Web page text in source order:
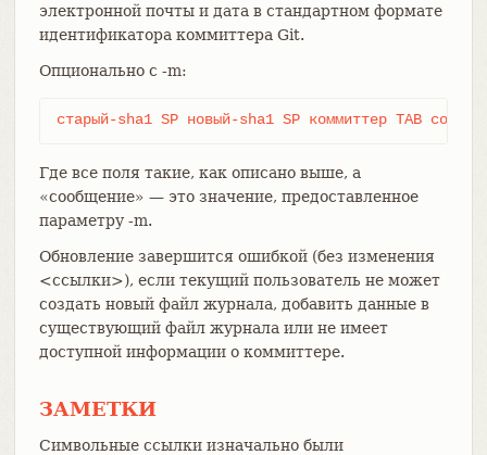
электронной почты и дата в стандартном формате
идентификатора коммиттера Git.
Опционально с -m:
старый-sha1 SP новый-sha1 SP коммиттер TAB
Где все поля такие, как описано выше, а
«сообщение» — это значение, предоставленное
параметру -m.
Обновление завершится ошибкой (без изменения
<ссылки>), если текущий пользователь не может
создать новый файл журнала, добавить данные в
существующий файл журнала или не имеет
доступной информации о коммиттере.
ЗАМЕТКИ
Символьные ссылки изначально были